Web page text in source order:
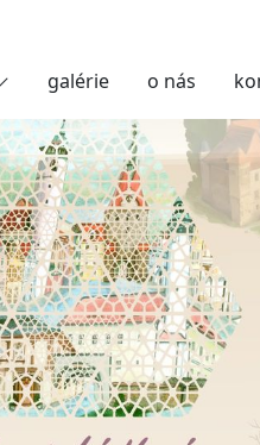
galérie o nás